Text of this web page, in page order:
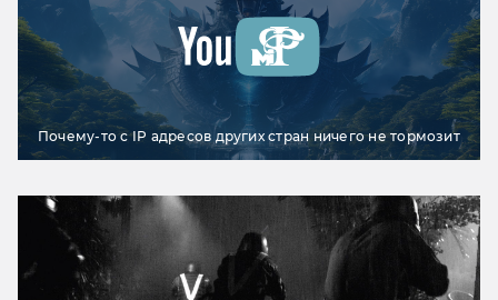
Почему-то с IP адресов других стран ничего не тормозит